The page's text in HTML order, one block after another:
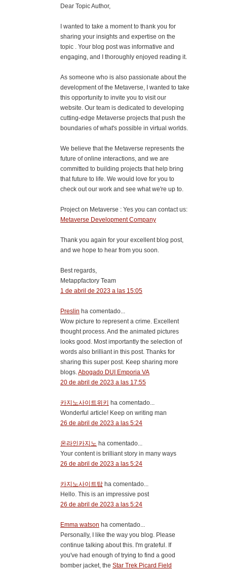
Dear Topic Author,
I wanted to take a moment to thank you for
sharing your insights and expertise on the
topic . Your blog post was informative and
engaging, and I thoroughly enjoyed reading it.
As someone who is also passionate about the
development of the Metaverse, I wanted to take
this opportunity to invite you to visit our
website. Our team is dedicated to developing
cutting-edge Metaverse projects that push the
boundaries of what's possible in virtual worlds.
We believe that the Metaverse represents the
future of online interactions, and we are
committed to building projects that help bring
that future to life. We would love for you to
check out our work and see what we're up to.
Project on Metaverse : Yes you can contact us:
Metaverse Development Company
Thank you again for your excellent blog post,
and we hope to hear from you soon.
Best regards,
Metappfactory Team
1 de abril de 2023 a las 15:05
Preslin ha comentado...
Wow picture to represent a crime. Excellent
thought process. And the animated pictures
looks good. Most importantly the selection of
words also brilliant in this post. Thanks for
sharing this super post. Keep sharing more
blogs.Abogado DUI Emporia VA
20 de abril de 2023 a las 17:55
카지노사이트위키
ha comentado...
Wonderful article! Keep on writing man
26 de abril de 2023 a las 5:24
온라인카지노 ha comentado...
Your content is brilliant story in many ways
26 de abril de 2023 a las 5:24
카지노사이트탑 ha comentado...
Hello. This is an impressive post
26 de abril de 2023 a las 5:24
Emma watson ha comentado...
Personally, I like the way you blog. Please
continue talking about this. I'm grateful. If
you've had enough of trying to find a good
bomber jacket, the Star Trek Picard Field